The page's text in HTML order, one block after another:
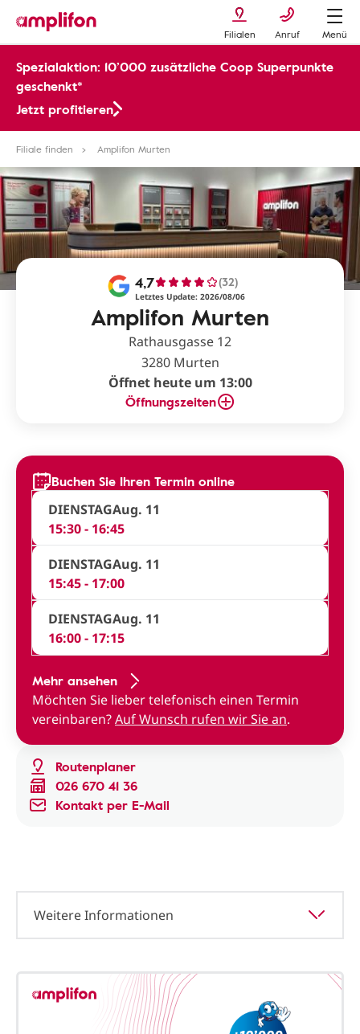
Filialen Anruf Menü
Spezialaktion: 10’000 zusätzliche Coop Superpunkte
geschenkt*
Jetzt profitieren
Filiale finden Amplifon Murten
Amplifon Murten
4,7 (32)
Letztes Update: 2026/08/06
Rathausgasse 12
3280 Murten
Öffnet heute um 13:00
Öffnungszeiten
Routenplaner
026 670 41 36
Kontakt per E-Mail
Buchen Sie Ihren Termin online
DIENSTAGAug. 11
15:30 - 16:45
DIENSTAGAug. 11
15:45 - 17:00
DIENSTAGAug. 11
16:00 - 17:15
Mehr ansehen
Möchten Sie lieber telefonisch einen Termin
vereinbaren?Auf Wunsch rufen wir Sie an.
Weitere Informationen